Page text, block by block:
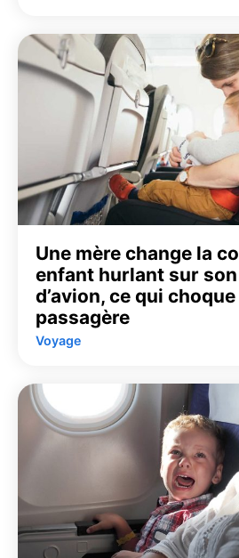
Une mère change la
enfant hurlant sur
d’avion, ce qui
passagère
Voyage